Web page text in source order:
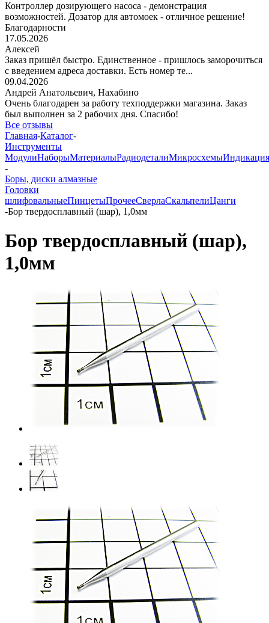
Контроллер дозирующего насоса - демонстрация
возможностей. Дозатор для автомоек - отличное решение!
Благодарности
17.05.2026
Алексей
Заказ пришёл быстро. Единственное - пришлось заморочиться
с введением адреса доставки. Есть номер те...
09.04.2026
Андрей Анатольевич, Нахабино
Очень благодарен за работу техподдержки магазина. Заказ
был выполнен за 2 рабочих дня. Спасибо!
Все отзывы
Главная-Каталог-
Инструменты
МодулиНаборыМатериалыРадиодеталиМикросхемыИндикация
-
Боры, диски алмазные
Головки
шлифовальныеПинцетыПрочееСверлаСкальпелиЦанги
-Бор твердосплавный (шар), 1,0мм
Бор твердосплавный (шар),
1,0мм